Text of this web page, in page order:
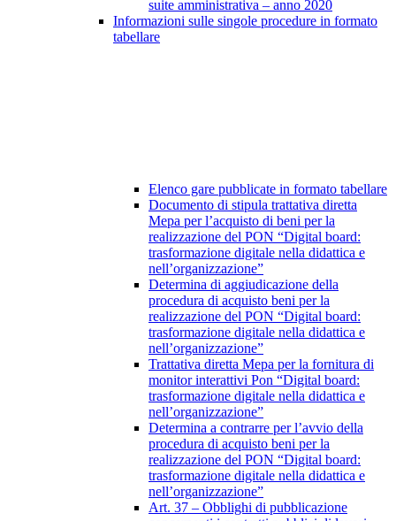
suite amministrativa – anno 2020
Informazioni sulle singole procedure in formato
tabellare
Elenco gare pubblicate in formato tabellare
Documento di stipula trattativa diretta
Mepa per l’acquisto di beni per la
realizzazione del PON “Digital board:
trasformazione digitale nella didattica e
nell’organizzazione”
Determina di aggiudicazione della
procedura di acquisto beni per la
realizzazione del PON “Digital board:
trasformazione digitale nella didattica e
nell’organizzazione”
Trattativa diretta Mepa per la fornitura di
monitor interattivi Pon “Digital board:
trasformazione digitale nella didattica e
nell’organizzazione”
Determina a contrarre per l’avvio della
procedura di acquisto beni per la
realizzazione del PON “Digital board:
trasformazione digitale nella didattica e
nell’organizzazione”
Art. 37 – Obblighi di pubblicazione